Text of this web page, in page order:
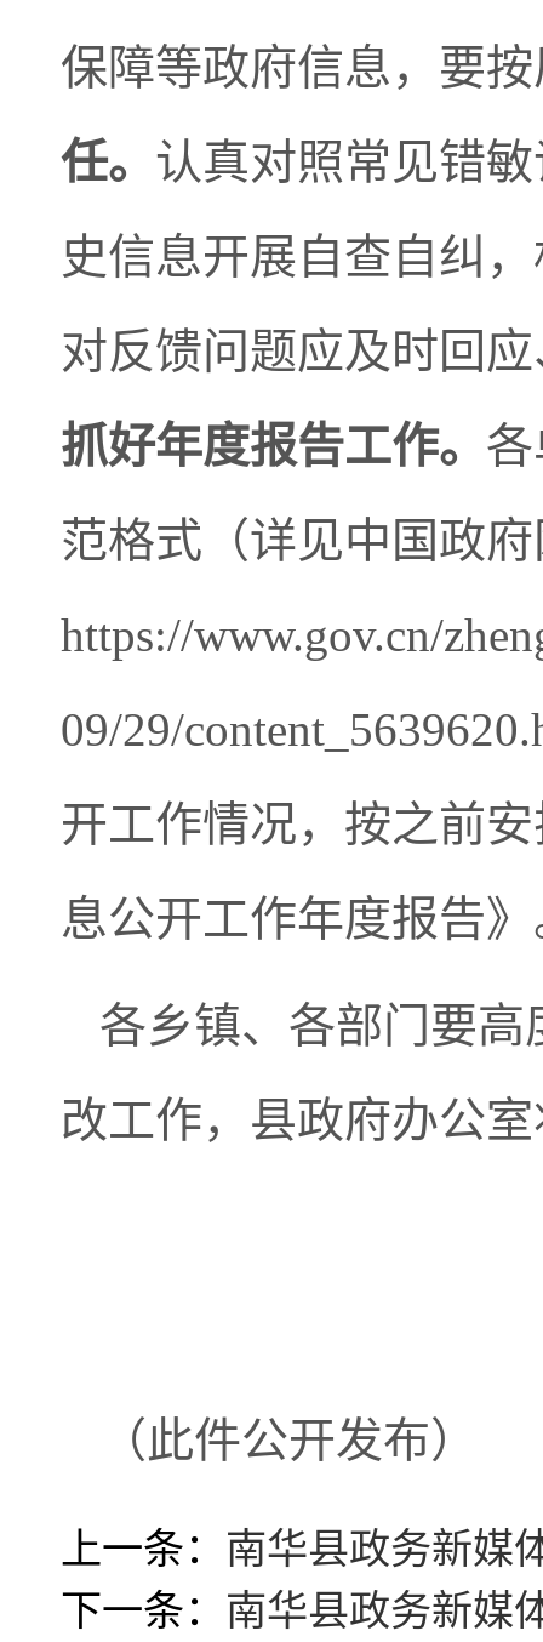
保障等政府信息，要
任。 认真对照常见错
史信息开展自查自纠
对反馈问题应及时回
抓好年度报告工作。
范格式（详见中国政
https://www.gov.cn/
09/29/
开工作情况，按之前
息公开工作年度报告
各乡镇、各部门要
改工作，县政府办公
（此件公开发布）
上一条： 南华县政务新媒
下一条： 南华县政务新媒